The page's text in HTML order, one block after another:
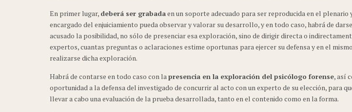
En primer lugar, deberá ser grabadaen un soporte adecuado para ser reproducida en el plenario
encargado del enjuiciamiento pueda observar y valorar su desarrollo, y en todo caso, habrá de
acusado la posibilidad, no sólo de presenciar esa exploración, sino de dirigir directa o
expertos, cuantas preguntas o aclaraciones estime oportunas para ejercer su defensa y en el
realizarse dicha exploración.
Habrá de contarse en todo caso con lapresencia en la exploración del psicólogo forense, así
oportunidad a la defensa del investigado de concurrir al acto con un experto de su elección, para
llevar a cabo una evaluación de la prueba desarrollada, tanto en el contenido como en la forma.